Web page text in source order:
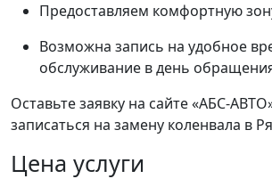
Предоставляем комфортную
Возможна запись на удобное
обслуживание в день
Оставьте заявку на сайте «АБС-
записаться на замену коленвала в
Цена услуги